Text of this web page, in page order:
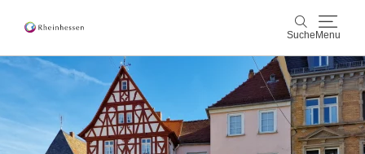
Suche Menu
Suche
Wein & Genuss
Aktiv & Natur